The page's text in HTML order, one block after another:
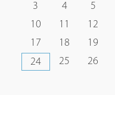
3
4 5
10
11 12
17
18 19
24
25 26